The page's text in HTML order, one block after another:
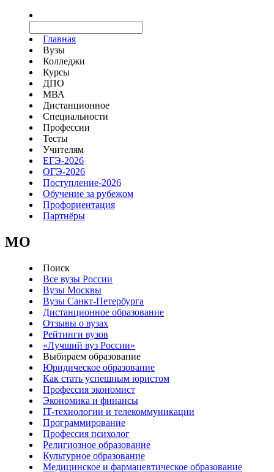
Главная
Вузы
Колледжи
Курсы
ДПО
МВА
Дистанционное
Специальности
Профессии
Тесты
Учителям
ЕГЭ-2026
ОГЭ-2026
Поступление-2026
Обучение за рубежом
Профориентация
Партнёры
MO
Поиск
Все вузы России
Вузы Москвы
Вузы Санкт-Петербурга
Дистанционное образование
Отзывы о вузах
Рейтинги вузов
«Лучший вуз России»
Выбираем образование
Юридическое образование
Как стать успешным юристом
Профессия экономист
Экономика и финансы
IT-технологии и телекоммуникации
Программирование
Профессия психолог
Религиозное образование
Культурное образование
Медицинское и фармацевтическое образование